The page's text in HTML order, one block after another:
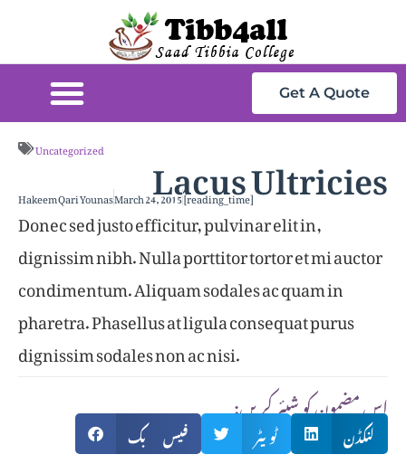
Get A Quote
Uncategorized Lacus Ultricies
Hakeem Qari YounasMarch 24, 2015[reading_time]
Donec sed justo efficitur, pulvinar elit in,
dignissim nibh. Nulla porttitor tortor et mi auctor
condimentum. Aliquam sodales ac quam in
pharetra. Phasellus at ligula consequat purus
dignissim sodales non ac nisi.
:اس مضمون کو شیئر کریں
فیس بک ٹویٹر
لنکڈن